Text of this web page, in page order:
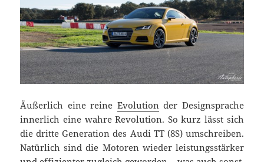
Äußerlich eine reine Evolutionder Designsprache
innerlich eine wahre Revolution. So kurz lässt sich
die dritte Generation des Audi TT (8S) umschreiben.
Natürlich sind die Motoren wieder leistungsstärker